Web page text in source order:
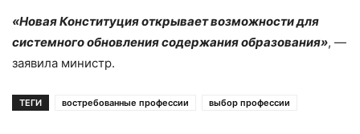
«Новая Конституция открывает возможности для
системного обновления содержания образования», —
заявила министр.
ТЕГИ востребованные профессии выбор профессии